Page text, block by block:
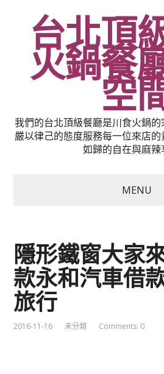
台北頂
火鍋餐
空
我們的台北頂級餐廳是川食火鍋
嚴以律己的態度服務每一位來店
如歸的自在與麻辣
MENU
隱形鐵窗大家
款永和汽車借
旅行
2016-11-16 未分類 Comments: 0